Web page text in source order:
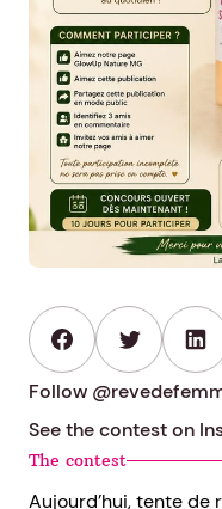
Follow
See the contest on
The contest
Aujourd’hui, tente de